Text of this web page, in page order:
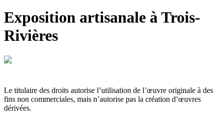
Exposition artisanale à Trois-
Rivières
Le titulaire des droits autorise l’utilisation de l’œuvre originale à des
fins non commerciales, mais n’autorise pas la création d’œuvres
dérivées.